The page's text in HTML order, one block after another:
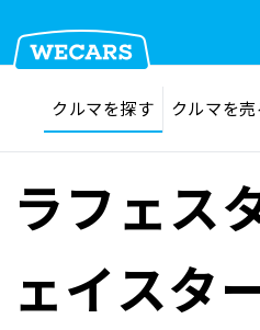
在庫検索 サイト内検
クルマを探す
クルマを探す クルマを売
ラフェス
ェイスタ